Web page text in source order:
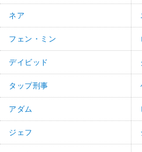
ネア
フェン・ミン
デイビッド
タップ刑事
アダム
ジェフ